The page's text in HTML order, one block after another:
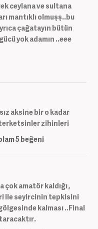
ceylana ve sultana
mantıklı olmuşş..bu
çağatayın bütün
yok adamın ..eee
aksine bir o kadar
terketsinler zihinleri
5beğeni
çok amatör kaldığı ,
ile seyircinin tepkisini
kalması ..Final